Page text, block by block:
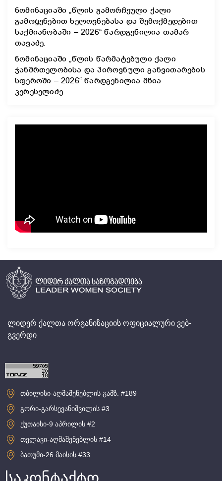
ნომინაციაში „წლის გამორჩეული ქალი
გამოყენებით ხელოვნებასა და შემოქმედებით
საქმიანობაში – 2026“ წარდგენილია თამარ
თავაძე.
ნომინაციაში „წლის წარმატებული ქალი
ჯანმრთელობისა და პიროვნული განვითარების
სფეროში – 2026“ წარდგენილია მზია
კერესელიძე.
ლიდერ ქალთა ორგანიზაციის ოფიციალური ვებ-
გვერდი
თბილისი-აღმაშენებლის გამზ. #189
გორი-გარსევანიშვილის #3
ქუთაისი-9 აპრილის #2
თელავი-აღმაშენებლის #14
ბათუმი-26 მაისის #33